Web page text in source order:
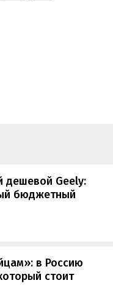
дешевой Geely:
бюджетный
в Россию
стоит